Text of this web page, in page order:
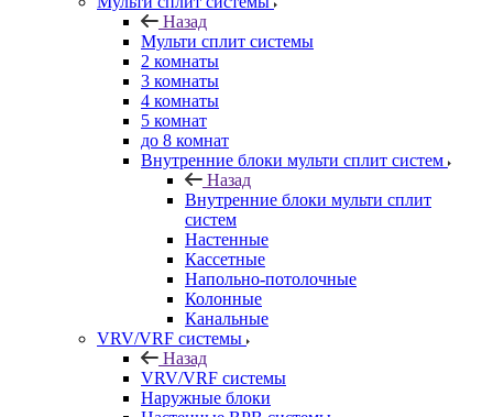
Назад
Мульти сплит системы
2 комнаты
3 комнаты
4 комнаты
5 комнат
до 8 комнат
Внутренние блоки мульти сплит систем
Назад
Внутренние блоки мульти сплит
систем
Настенные
Кассетные
Напольно-потолочные
Колонные
Канальные
VRV/VRF системы
Назад
VRV/VRF системы
Наружные блоки